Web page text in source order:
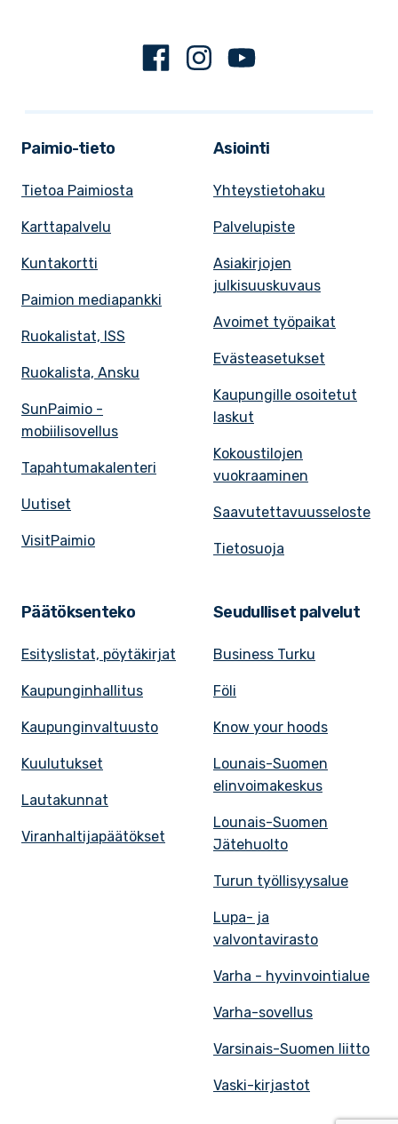
FacebookInstagram
Paimio-tieto
Tietoa Paimiosta
Karttapalvelu
Kuntakortti
Paimion mediapankki
Ruokalistat, ISS
Ruokalista, Ansku
SunPaimio -
mobiilisovellus
Tapahtumakalenteri
Uutiset
VisitPaimio
Asiointi
Yhteystietohaku
Palvelupiste
Asiakirjojen
julkisuuskuvaus
Avoimet työpaikat
Evästeasetukset
Kaupungille osoitetut
laskut
Kokoustilojen
vuokraaminen
Saavutettavuusseloste
Tietosuoja
Päätöksenteko
Esityslistat, pöytäkirjat
Kaupunginhallitus
Kaupunginvaltuusto
Kuulutukset
Lautakunnat
Viranhaltijapäätökset
Seudulliset palvelut
Business Turku
Föli
Know your hoods
Lounais-Suomen
elinvoimakeskus
Lounais-Suomen
Jätehuolto
Turun työllisyysalue
Lupa- ja
valvontavirasto
Varha - hyvinvointialue
Varha-sovellus
Varsinais-Suomen liitto
Vaski-kirjastot